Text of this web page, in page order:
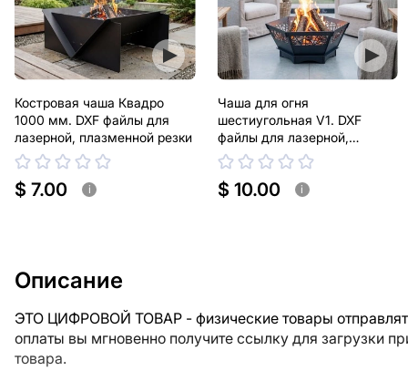
Костровая чаша Квадро
1000 мм. DXF файлы для
лазерной, плазменной резки
$ 7.00 i
Чаша для огня
шестиугольная V1. DXF
файлы для лазерной,
плазменной резки
$ 10.00 i
Описание
ЭТО ЦИФРОВОЙ ТОВАР - физические товары
оплаты вы мгновенно получите ссылку для загрузки
товара.